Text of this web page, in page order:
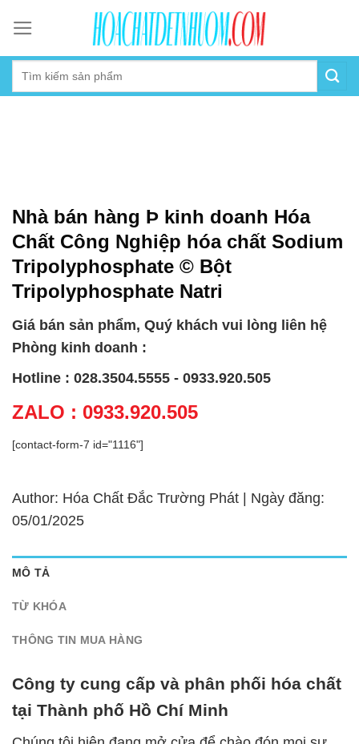
content
Nhà bán hàng Þ kinh doanh Hóa
Chất Công Nghiệp hóa chất Sodium
Tripolyphosphate © Bột
Tripolyphosphate Natri
Giá bán sản phẩm, Quý khách vui lòng liên hệ
Phòng kinh doanh :
Hotline : 028.3504.5555 - 0933.920.505
ZALO : 0933.920.505
[contact-form-7 id="1116"]
Author: Hóa Chất Đắc Trường Phát | Ngày đăng:
05/01/2025
MÔ TẢ
TỪ KHÓA
THÔNG TIN MUA HÀNG
Công ty cung cấp và phân phối hóa chất
tại Thành phố Hồ Chí Minh